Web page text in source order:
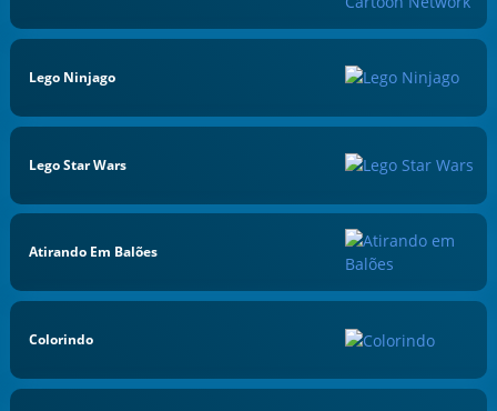
Lego Ninjago
Lego Star Wars
Atirando Em Balões
Colorindo